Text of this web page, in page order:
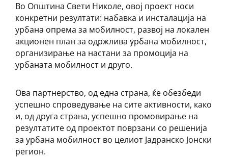
Во Општина Свети Николе, овој проект носи
конкретни резултати: набавка и инсталација на
урбана опрема за мобилност, развој на локален
акционен план за одржлива урбана мобилност,
организирање на настани за промоција на
урбаната мобилност и друго.
Ова партнерство, од една страна, ќе обезбеди
успешно спроведување на сите активности, како
и, од друга страна, успешно промовирање на
резултатите од проектот поврзани со решенија
за урбана мобилност во целиот Јадранско Јонски
регион.